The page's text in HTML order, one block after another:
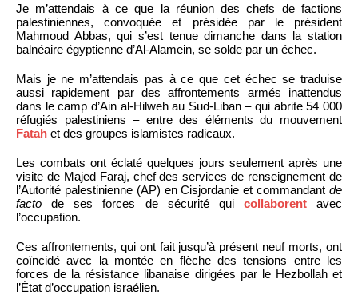
Je m’attendais à ce que la réunion des chefs de factions
palestiniennes, convoquée et présidée par le président
Mahmoud Abbas, qui s’est tenue dimanche dans la station
balnéaire égyptienne d’Al-Alamein, se solde par un échec.
Mais je ne m’attendais pas à ce que cet échec se traduise
aussi rapidement par des affrontements armés inattendus
dans le camp d’Ain al-Hilweh au Sud-Liban – qui abrite 54 000
réfugiés palestiniens – entre des éléments du mouvement
Fatah et des groupes islamistes radicaux.
Les combats ont éclaté quelques jours seulement après une
visite de Majed Faraj, chef des services de renseignement de
l’Autorité palestinienne (AP) en Cisjordanie et commandant de
facto de ses forces de sécurité qui collaborentavec
l’occupation.
Ces affrontements, qui ont fait jusqu’à présent neuf morts, ont
coïncidé avec la montée en flèche des tensions entre les
forces de la résistance libanaise dirigées par le Hezbollah et
l’État d’occupation israélien.